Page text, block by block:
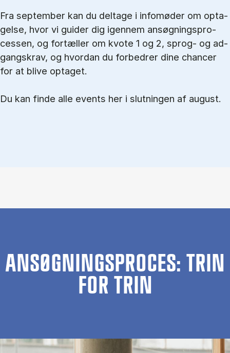
Fra september kan du del­tage i in­fo­mø­der om op­ta­
gel­se, hvor vi gu­i­der dig igen­nem an­søg­nings­pro­
ces­sen, og for­tæl­ler om kvo­te 1 og 2, sprog- og ad­
gangs­krav, og hvordan du forbedrer dine chancer
for at blive optaget.
Du kan finde alle events her i slutningen af august.
ANSØGNINGSPROCES: TRIN
FOR TRIN